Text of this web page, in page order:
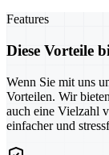
Features
Diese Vorteile
Wenn Sie mit uns
Vorteilen. Wir
auch eine Vielzahl
einfacher und